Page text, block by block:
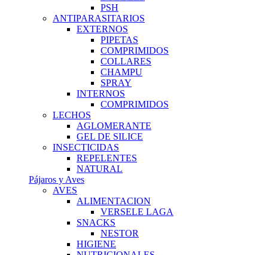
PSH
ANTIPARASITARIOS
EXTERNOS
PIPETAS
COMPRIMIDOS
COLLARES
CHAMPU
SPRAY
INTERNOS
COMPRIMIDOS
LECHOS
AGLOMERANTE
GEL DE SILICE
INSECTICIDAS
REPELENTES
NATURAL
Pájaros y Aves
AVES
ALIMENTACION
VERSELE LAGA
SNACKS
NESTOR
HIGIENE